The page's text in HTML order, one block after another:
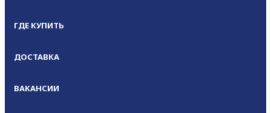
ГДЕ КУПИТЬ
ДОСТАВКА
ВАКАНСИИ